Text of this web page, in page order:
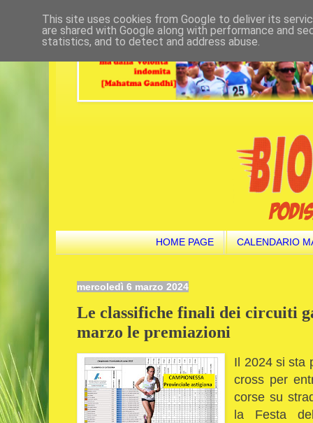
HOME PAGE CALENDARIO
mercoledì 6 marzo 2024
Le classifiche finali dei circuiti
marzo le premiazioni
Il 2024 si sta
cross per
corse su
la Festa
This site uses cookies from Google to deliver its
are shared with Google along with performance and
statistics, and to detect and address abuse.